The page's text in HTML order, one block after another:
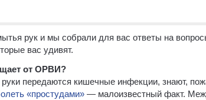
рук и мы собрали для вас ответы на
вас удивят.
от ОРВИ?
передаются кишечные инфекции, знают,
«простудами» — малоизвестный факт.